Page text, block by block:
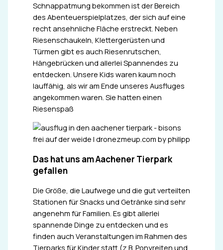
Schnappatmung bekommen ist der Bereich
des Abenteuerspielplatzes, der sich auf eine
recht ansehnliche Fläche erstreckt. Neben
Riesenschaukeln, Klettergerüsten und
Türmen gibt es auch Riesenrutschen,
Hängebrücken und allerlei Spannendes zu
entdecken. Unsere Kids waren kaum noch
lauffähig, als wir am Ende unseres Ausfluges
angekommen waren. Sie hatten einen
Riesenspaß
Das hat uns am Aachener Tierpark
gefallen
Die Größe, die Laufwege und die gut verteilten
Stationen für Snacks und Getränke sind sehr
angenehm für Familien. Es gibt allerlei
spannende Dinge zu entdecken und es
finden auch Veranstaltungen im Rahmen des
Tierparks für Kinder statt (z.B. Ponyreiten und